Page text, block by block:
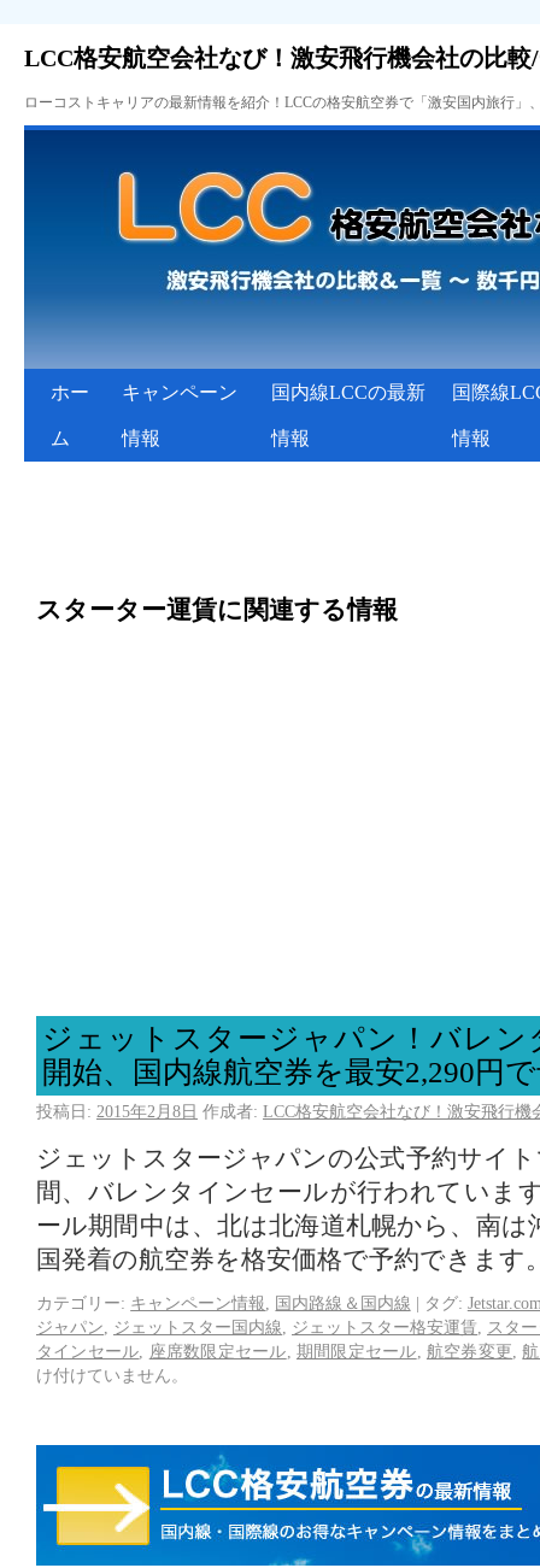
LCC格安航空会社なび！激安飛行機会社の比較
ローコストキャリアの最新情報を紹介！LCCの格安航空券で「激安国内旅行
ホー
ム
キャンペーン
情報
国内線LCCの最新
情報
国際線
情報
スターター運賃に関連する情報
ジェットスタージャパン！バレン
開始、国内線航空券を最安2,290円
投稿日: 2015年2月8日 作成者: LCC格安航空会社なび！激安飛行機
ジェットスタージャパンの公式予約サイ
間、バレンタインセールが行われていま
ール期間中は、北は北海道札幌から、南は
国発着の航空券を格安価格で予約できます
カテゴリー: キャンペーン情報 国内路線＆国内線 | タグ:
ジャパン
ジェットスター国内線 ジェットスター格安運賃
スタ
タインセール
座席数限定セール 期間限定セール 航空券変更 ,
け付けていません。